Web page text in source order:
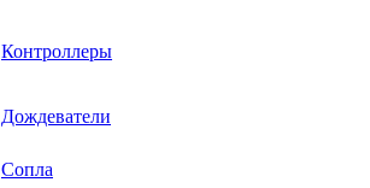
Контроллеры
Дождеватели
Сопла